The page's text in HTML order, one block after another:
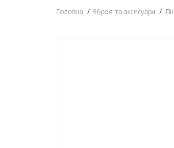
Головна Зброя та аксесуари